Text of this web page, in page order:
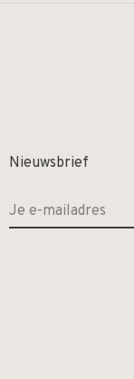
Nieuwsbrief